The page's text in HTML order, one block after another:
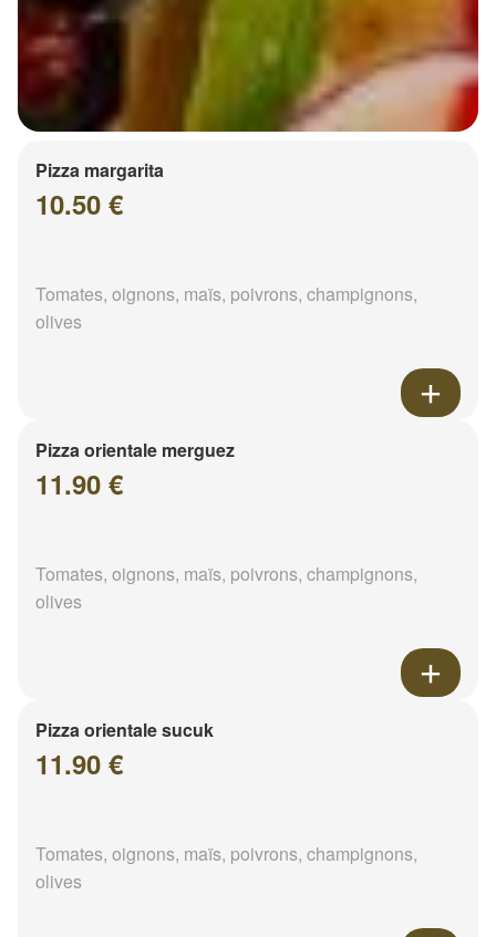
Pizza margarita
10.50 €
Tomates, oignons, maïs, poivrons, champignons,
olives
Pizza orientale merguez
11.90 €
Tomates, oignons, maïs, poivrons, champignons,
olives
Pizza orientale sucuk
11.90 €
Tomates, oignons, maïs, poivrons, champignons,
olives